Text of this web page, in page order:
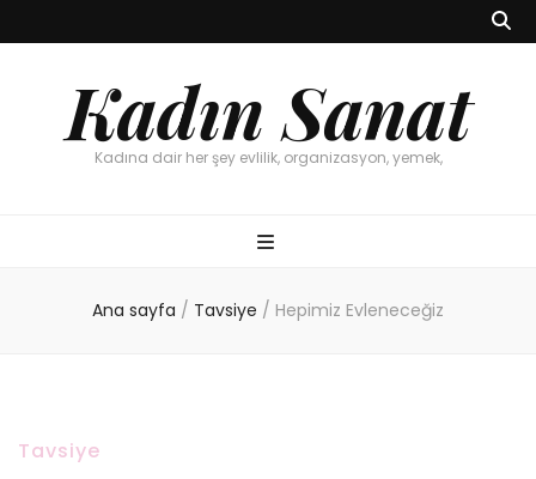
Kadın Sanat
Kadına dair her şey evlilik, organizasyon, yemek,
Ana sayfa / Tavsiye / Hepimiz Evleneceğiz
Tavsiye